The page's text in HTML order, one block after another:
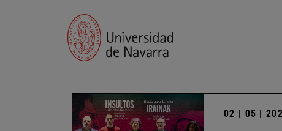
02 | 05 |